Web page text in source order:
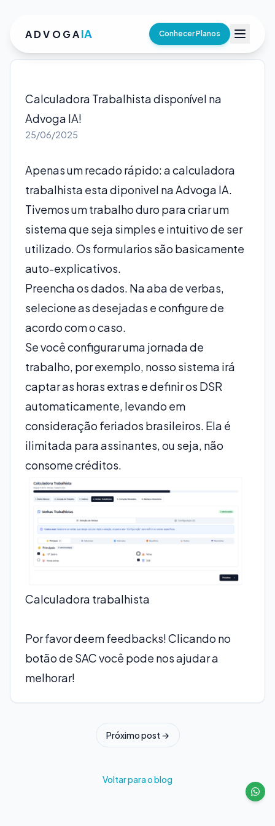
ADVOGAIA Conhecer Planos
Calculadora Trabalhista disponível na
Advoga IA!
25/06/2025
Apenas um recado rápido: a calculadora
trabalhista esta diponivel na Advoga IA.
Tivemos um trabalho duro para criar um
sistema que seja simples e intuitivo de ser
utilizado. Os formularios são basicamente
auto-explicativos.
Preencha os dados. Na aba de verbas,
selecione as desejadas e configure de
acordo com o caso.
Se você configurar uma jornada de
trabalho, por exemplo, nosso sistema irá
captar as horas extras e definir os DSR
automaticamente, levando em
consideração feriados brasileiros. Ela é
ilimitada para assinantes, ou seja, não
consome créditos.
Calculadora trabalhista
Por favor deem feedbacks! Clicando no
botão de SAC você pode nos ajudar a
melhorar!
Próximo post →
Voltar para o blog